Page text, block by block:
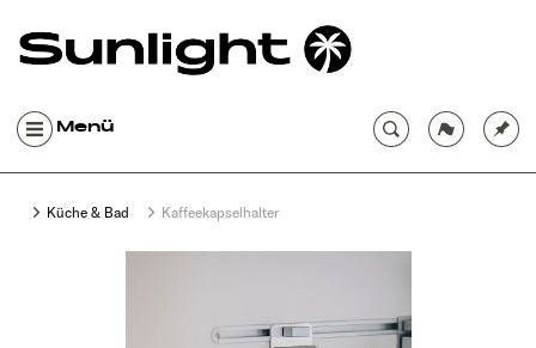
Menü
Küche & Bad Kaffeekapselhalter